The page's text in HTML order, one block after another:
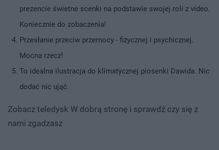
prezencie świetne scenki na podstawie swojej roli z video.
Koniecznie do zobaczenia!
Przesłanie przeciw przemocy - fizycznej i psychicznej.
Mocna rzecz!
To idealna ilustracja do klimatycznej piosenki Dawida. Nic
dodać nic ująć.
Zobacz teledysk W dobrą stronę i sprawdź czy się z
nami zgadzasz